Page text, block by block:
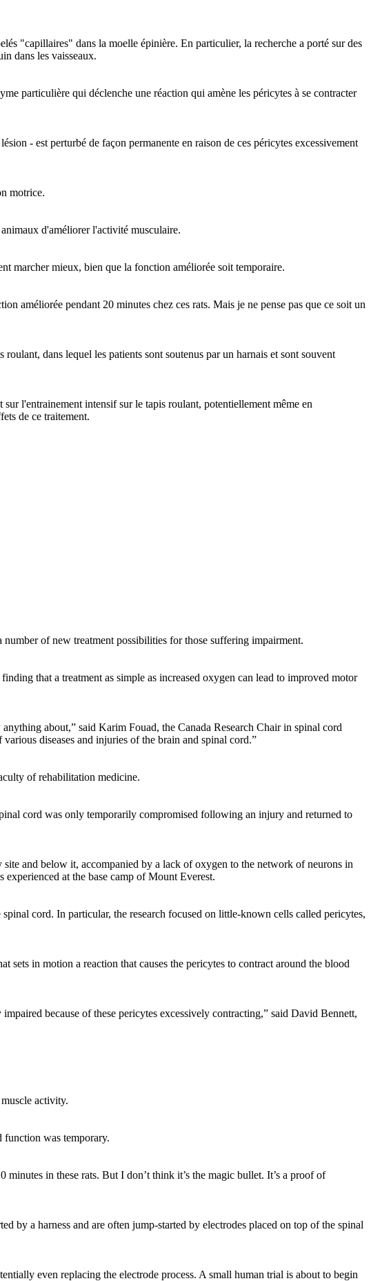
"capillaires" dans la moelle épinière. En particulier, la recherche a porté sur des
dans les vaisseaux.
particulière qui déclenche une réaction qui amène les péricytes à se contracter
- est perturbé de façon permanente en raison de ces péricytes excessivement
motrice.
d'améliorer l'activité musculaire.
marcher mieux, bien que la fonction améliorée soit temporaire.
améliorée pendant 20 minutes chez ces rats. Mais je ne pense pas que ce soit un
dans lequel les patients sont soutenus par un harnais et sont souvent
l'entrainement intensif sur le tapis roulant, potentiellement même en
de ce traitement.
of new treatment possibilities for those suffering impairment.
that a treatment as simple as increased oxygen can lead to improved motor
about,” said Karim Fouad, the Canada Research Chair in spinal cord
diseases and injuries of the brain and spinal cord.”
of rehabilitation medicine.
cord was only temporarily compromised following an injury and returned to
and below it, accompanied by a lack of oxygen to the network of neurons in
at the base camp of Mount Everest.
cord. In particular, the research focused on little-known cells called pericytes,
in motion a reaction that causes the pericytes to contract around the blood
because of these pericytes excessively contracting,” said David Bennett,
activity.
function was temporary.
in these rats. But I don’t think it’s the magic bullet. It’s a proof of
by a harness and are often jump-started by electrodes placed on top of the spinal
even replacing the electrode process. A small human trial is about to begin